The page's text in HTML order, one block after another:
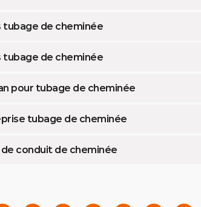
tubage de cheminée
tubage de cheminée
pour tubage de cheminée
tubage de cheminée
de conduit de cheminée